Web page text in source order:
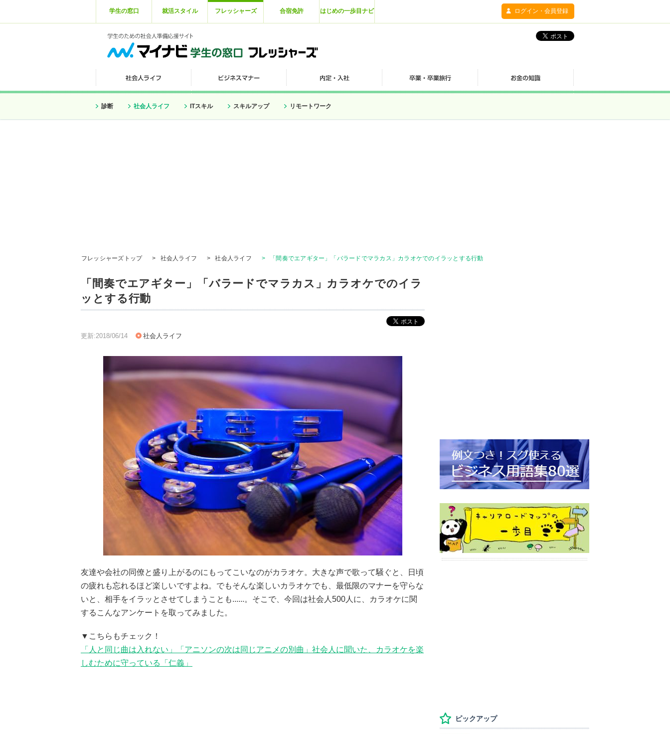
学生の窓口 就活スタイル フレッシャーズ 合宿免許 はじめの一歩目ナビ ログイン・会員登録
診断 社会人ライフ ITスキル スキルアップ リモートワーク
フレッシャーズトップ > 社会人ライフ > 社会人ライフ > 「間奏でエアギター」「バラードでマラカス」カラオケでのイラッとする行動
「間奏でエアギター」「バラードでマラカス」カラオケでのイラ
ッとする行動
更新:2018/06/14 社会人ライフ
友達や会社の同僚と盛り上がるのにもってこいなのがカラオケ。大きな声で歌って騒ぐと、日頃
の疲れも忘れるほど楽しいですよね。でもそんな楽しいカラオケでも、最低限のマナーを守らな
いと、相手をイラッとさせてしまうことも......。そこで、今回は社会人500人に、カラオケに関
するこんなアンケートを取ってみました。
▼こちらもチェック！
「人と同じ曲は入れない」「アニソンの次は同じアニメの別曲」社会人に聞いた、カラオケを楽
しむために守っている「仁義」
ピックアップ